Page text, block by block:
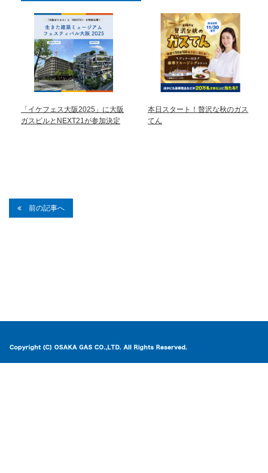
「イケフェス大阪2025」に大阪
ガスビルとNEXT21が参加決定
本日スタート！贅沢な秋のガス
てん
前の記事へ